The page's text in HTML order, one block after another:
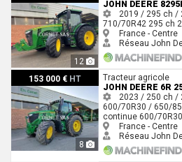
12
JOHN DEERE
2019 / 295 ch /
710/70R42 295 ch
France - Centre
Réseau John
153 000 € HT
8
John Deere 6R 250
Tracteur agricole
JOHN DEERE 6R
2023 / 250 ch /
600/70R30 / 650/
continue 600/70R30
France - Centre
Réseau John